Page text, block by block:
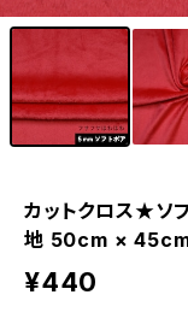
カットクロス★ソ
地 50cm ×
¥440